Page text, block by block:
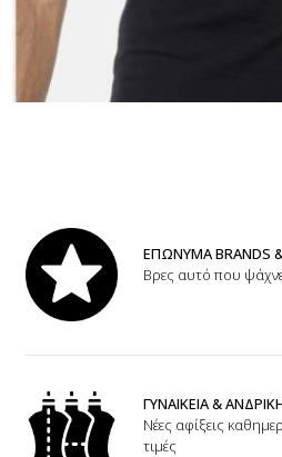
ΕΠΩΝΥΜΑ
Βρες αυτό που
ΓΥΝΑΙΚΕΙΑ &
Νέες αφίξεις
τιμές